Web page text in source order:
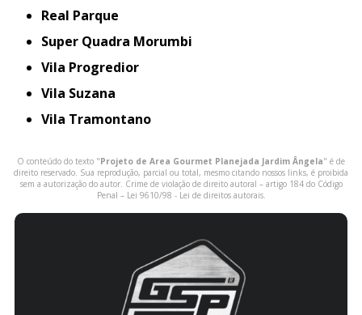
Real Parque
Super Quadra Morumbi
Vila Progredior
Vila Suzana
Vila Tramontano
O conteúdo do texto "Projeto de Area Gourmet Planejada Jardim Ângela" é de
direito reservado. Sua reprodução, parcial ou total, mesmo citando nossos links, é proibida
sem a autorização do autor. Crime de violação de direito autoral – artigo 184 do Código
Penal – Lei 9610/98 - Lei de direitos autorais.